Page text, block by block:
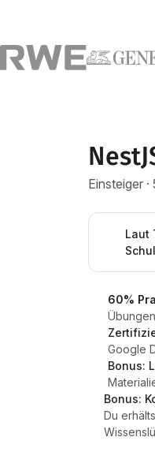
Einsteiger
Laut
60%
Google
Bonus:
Bonus:
Du